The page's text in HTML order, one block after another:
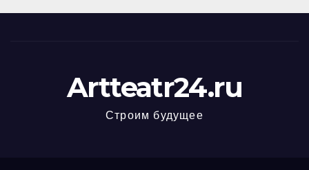
Artteatr24.ru
Строим будущее